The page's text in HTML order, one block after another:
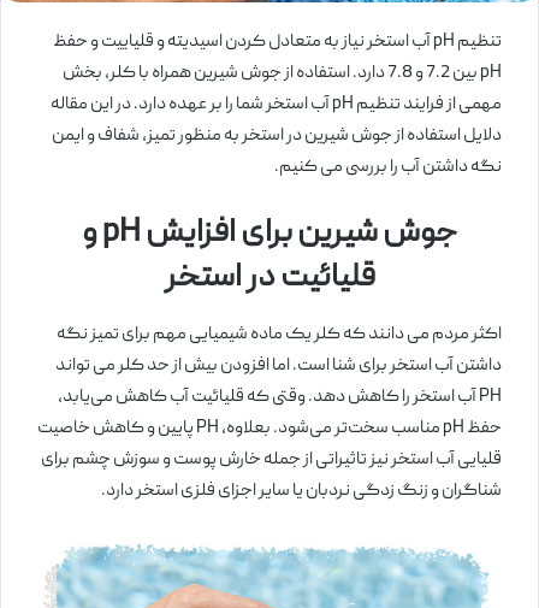
تنظیم pH آب استخر نیاز به متعادل کردن اسیدیته و قلیاییت و حفظ
pH بین 7.2 و 7.8 دارد. استفاده از جوش شیرین همراه با کلر، بخش
مهمی از فرایند تنظیم pH آب استخر شما را بر عهده دارد. در این مقاله
دلایل استفاده از جوش شیرین در استخر به منظور تمیز، شفاف و ایمن
نگه داشتن آب را بررسی می کنیم.
جوش شیرین برای افزایش pH و
قلیائیت در استخر
اکثر مردم می دانند که کلر یک ماده شیمیایی مهم برای تمیز نگه
داشتن آب استخر برای شنا است. اما افزودن بیش از حد کلر می تواند
PH آب استخر را کاهش دهد. وقتی که قلیائیت آب کاهش می‌یابد،
حفظ pH مناسب سخت‌تر می‌شود. بعلاوه، PH پایین و کاهش خاصیت
قلیایی آب استخر نیز تاثیراتی از جمله خارش پوست و سوزش چشم برای
شناگران و زنگ زدگی نردبان یا سایر اجزای فلزی استخر دارد.